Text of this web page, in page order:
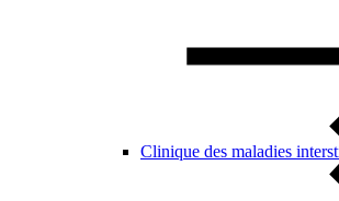
Clinique des maladies